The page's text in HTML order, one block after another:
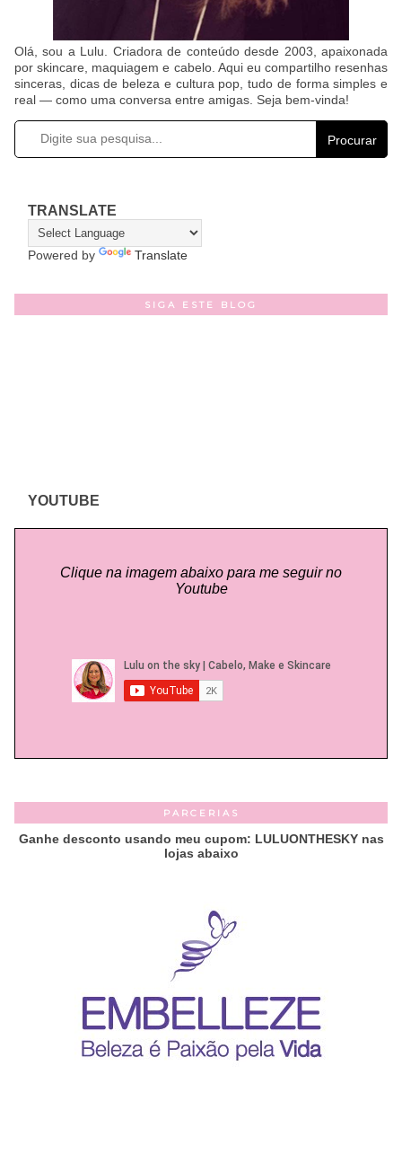
Olá, sou a Lulu. Criadora de conteúdo desde 2003, apaixonada
por skincare, maquiagem e cabelo. Aqui eu compartilho resenhas
sinceras, dicas de beleza e cultura pop, tudo de forma simples e
real — como uma conversa entre amigas. Seja bem-vinda!
Procurar
TRANSLATE
Powered by Translate
SIGA ESTE BLOG
YOUTUBE
Clique na imagem abaixo para me seguir no
Youtube
PARCERIAS
Ganhe desconto usando meu cupom: LULUONTHESKY nas
lojas abaixo